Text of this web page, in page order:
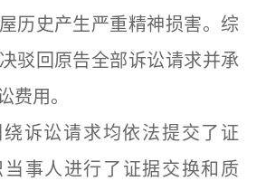
历史产生严重精神损害。综
驳回原告全部诉讼请求并承
费用。
讼请求均依法提交了证
事人进行了证据交换和质